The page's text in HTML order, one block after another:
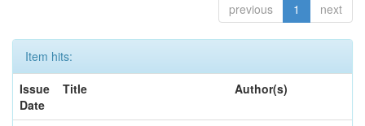
previous 1 next
Item hits:
Issue
Date
Title Author(s)